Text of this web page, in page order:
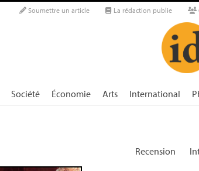
Soumettre un article La rédaction publie
Société Économie Arts International
Recension